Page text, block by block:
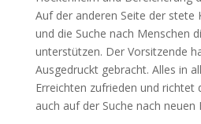
Auf der anderen Seite der stete
und die Suche nach Menschen
unterstützen. Der Vorsitzende
Ausgedruckt gebracht. Alles in
Erreichten zufrieden und richtet
auch auf der Suche nach neuen